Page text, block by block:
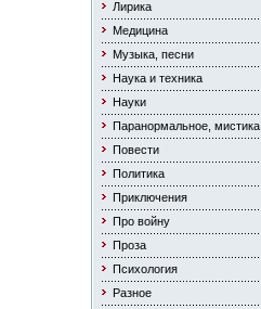
Лирика
Медицина
Музыка, песни
Наука и техника
Науки
Паранормальное, мистика
Повести
Политика
Приключения
Про войну
Проза
Психология
Разное